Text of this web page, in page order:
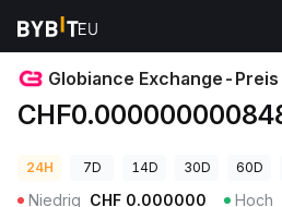
Krypto-Preise
Globiance Exchange-Preis
24H 7D 14D 30D 60D
Niedrig CHF 0.000000 Hoch